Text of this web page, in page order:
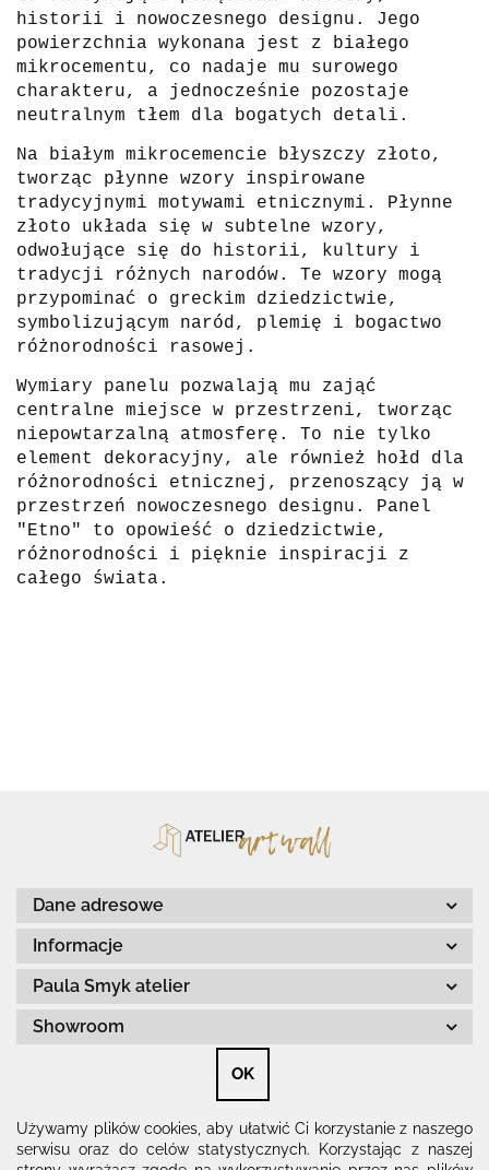
historii i nowoczesnego designu. Jego
powierzchnia wykonana jest z białego
mikrocementu, co nadaje mu surowego
charakteru, a jednocześnie pozostaje
neutralnym tłem dla bogatych detali.
Na białym mikrocemencie błyszczy złoto,
tworząc płynne wzory inspirowane
tradycyjnymi motywami etnicznymi. Płynne
złoto układa się w subtelne wzory,
odwołujące się do historii, kultury i
tradycji różnych narodów. Te wzory mogą
przypominać o greckim dziedzictwie,
symbolizującym naród, plemię i bogactwo
różnorodności rasowej.
Wymiary panelu pozwalają mu zająć
centralne miejsce w przestrzeni, tworząc
niepowtarzalną atmosferę. To nie tylko
element dekoracyjny, ale również hołd dla
różnorodności etnicznej, przenoszący ją w
przestrzeń nowoczesnego designu. Panel
"Etno" to opowieść o dziedzictwie,
różnorodności i pięknie inspiracji z
całego świata.
Dane adresowe
Informacje
Paula Smyk atelier
Showroom
Używamy plików cookies, aby ułatwić Ci korzystanie z naszego
serwisu oraz do celów statystycznych. Korzystając z naszej
OK